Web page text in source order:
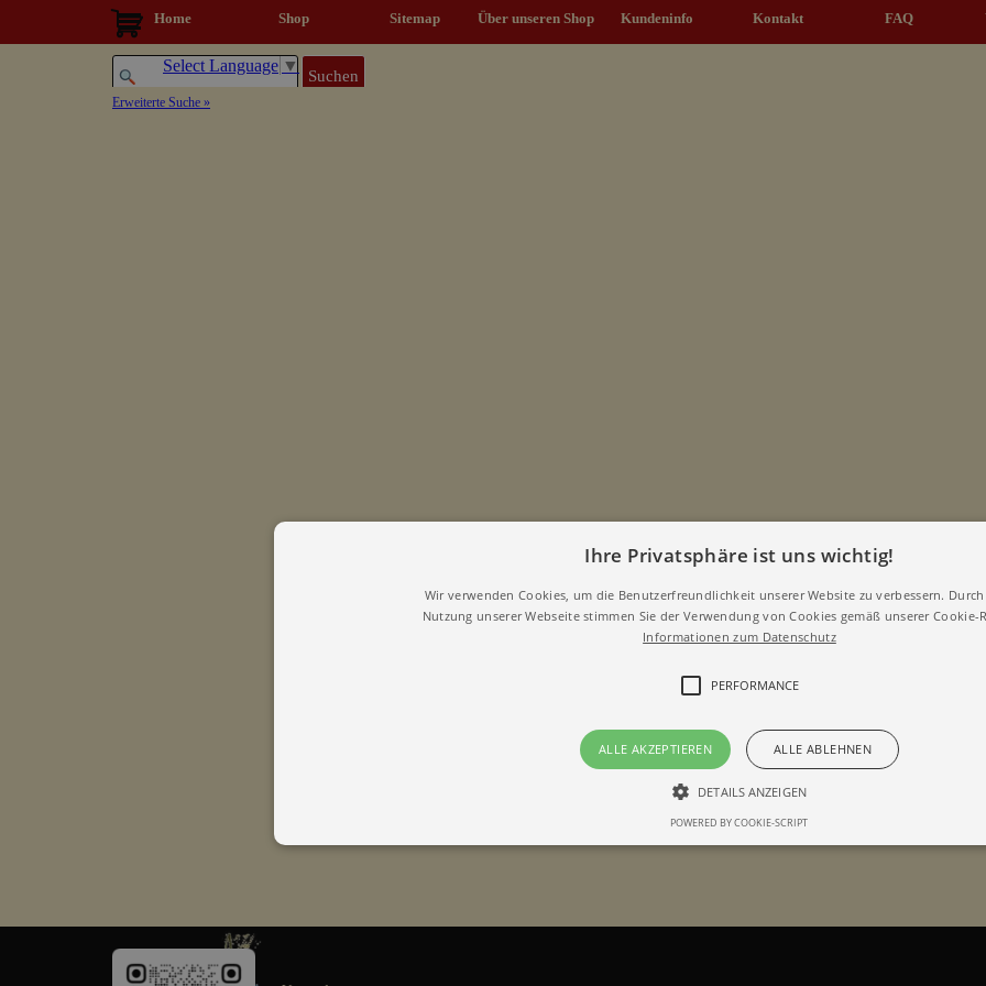
Direkt zum Seiteninhalt Menü überspringen
Home Shop ▼
Sitemap Über unseren Shop ▼
Kundeninfo ▼
Kontakt FAQ
Select Language ▼
Suchen
Erweiterte Suche »
Ihre Privatsphäre ist uns wichtig!
Wir verwenden Cookies, um die Benutzerfreundlichkeit unserer Website zu verbessern.
Nutzung unserer Webseite stimmen Sie der Verwendung von Cookies gemäß unserer Cookie-
Informationen zum Datenschutz
PERFORMANCE
ALLE AKZEPTIEREN ALLE ABLEHNEN
DETAILS ANZEIGEN
POWERED BY COOKIE-SCRIPT